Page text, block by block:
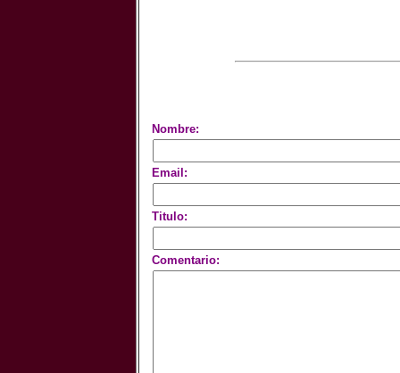
Nombre:
Email:
Titulo:
Comentario: